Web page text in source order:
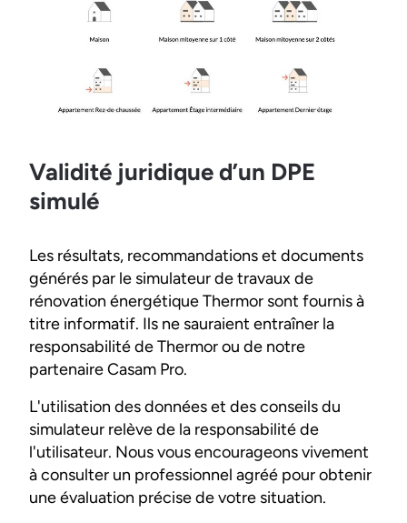
Validité juridique d’un DPE
simulé
Les résultats, recommandations et documents
générés par le simulateur de travaux de
rénovation énergétique Thermor sont fournis à
titre informatif. Ils ne sauraient entraîner la
responsabilité de Thermor ou de notre
partenaire Casam Pro.
L'utilisation des données et des conseils du
simulateur relève de la responsabilité de
l'utilisateur. Nous vous encourageons vivement
à consulter un professionnel agréé pour obtenir
une évaluation précise de votre situation.